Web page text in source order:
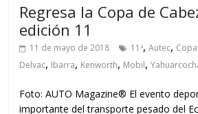
Regresa la Copa de
edición 11
11 de mayo de 2018 11ª,Autec,
Delvac, Ibarra, Kenworth, Mobil,
Foto: AUTO Magazine® El evento
importante del transporte pesado del